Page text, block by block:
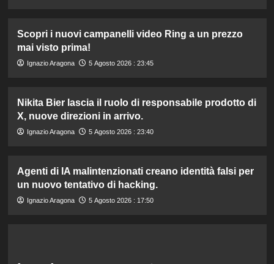
Scopri i nuovi campanelli video Ring a un prezzo
mai visto prima!
Ignazio Aragona 5 Agosto 2026 : 23:45
Nikita Bier lascia il ruolo di responsabile prodotto di
X, nuove direzioni in arrivo.
Ignazio Aragona 5 Agosto 2026 : 23:40
Agenti di IA malintenzionati creano identità falsi per
un nuovo tentativo di hacking.
Ignazio Aragona 5 Agosto 2026 : 17:50